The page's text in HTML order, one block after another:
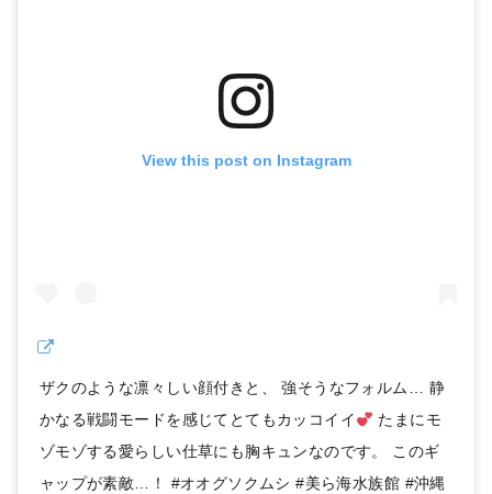
View this post on Instagram
ザクのような凛々しい顔付きと、 強そうなフォルム… 静
かなる戦闘モードを感じてとてもカッコイイ
たまにモ
ゾモゾする愛らしい仕草にも胸キュンなのです。 このギ
ャップが素敵…！ #オオグソクムシ #美ら海水族館 #沖縄